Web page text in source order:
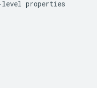
properties